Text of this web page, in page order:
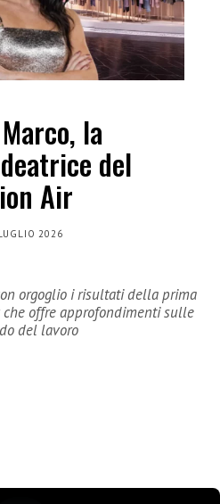
la
del
Air
2026
orgoglio i risultati della prima
offre approfondimenti sulle
del lavoro